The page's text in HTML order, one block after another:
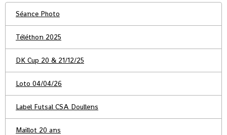
Séance Photo
Téléthon 2025
DK Cup 20 & 21/12/25
Loto 04/04/26
Label Futsal CSA Doullens
Maillot 20 ans